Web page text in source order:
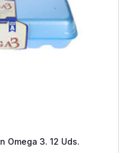
Omega 3. 12 Uds.